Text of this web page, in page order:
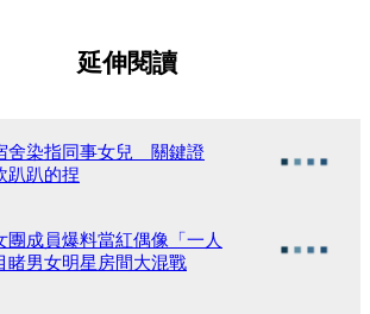
延伸閱讀
舍染指同事女兒 關鍵證
趴趴的捏
團成員爆料當紅偶像「一人
男女明星房間大混戰